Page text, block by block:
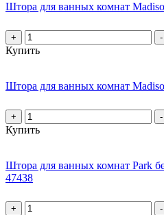
Штора для ванных комнат
+ -
Купить
Штора для ванных комнат
+ -
Купить
Штора для ванных комнат Park
47438
+ -